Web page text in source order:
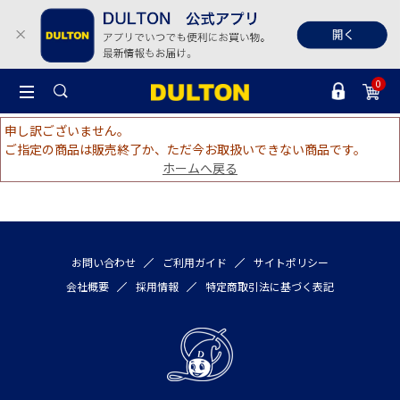
0
申し訳ございません。
ご指定の商品は販売終了か、ただ今お取扱いできない商品です。
ホームへ戻る
お問い合わせ ご利用ガイド
サイトポリシー
会社概要
採用情報 特定商取引法に基づく表記